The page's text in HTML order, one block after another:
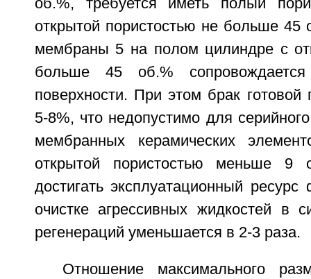
об.%, требуется иметь полый
открытой пористостью не больше 45
мембраны 5 на полом цилиндре с
больше 45 об.%
поверхности. При этом брак готовой
5-8%, что недопустимо для
мембранных керамических
открытой пористостью меньше 9
достигать эксплуатационный
очистке агрессивных жидкостей в
регенераций уменьшается в 2-3 раза.
Отношение максимального